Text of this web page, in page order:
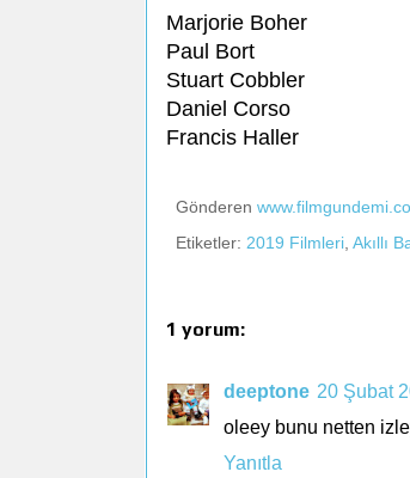
Marjorie Boher
Paul Bort
Stuart Cobbler
Daniel Corso
Francis Haller
Gönderen
Etiketler: 2019 Filmleri Akıllı
1 yorum:
deeptone 20 Şubat
oleey bunu netten
Yanıtla